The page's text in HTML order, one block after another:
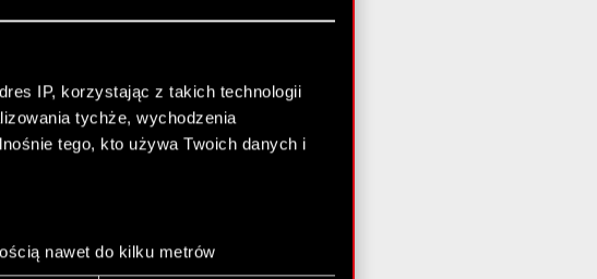
IP, korzystając z takich technologii
tychże, wychodzenia
tego, kto używa Twoich danych i
nawet do kilku metrów